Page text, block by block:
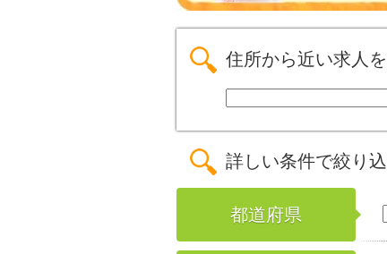
住所から近い求人
詳しい条件で絞り
都道府県